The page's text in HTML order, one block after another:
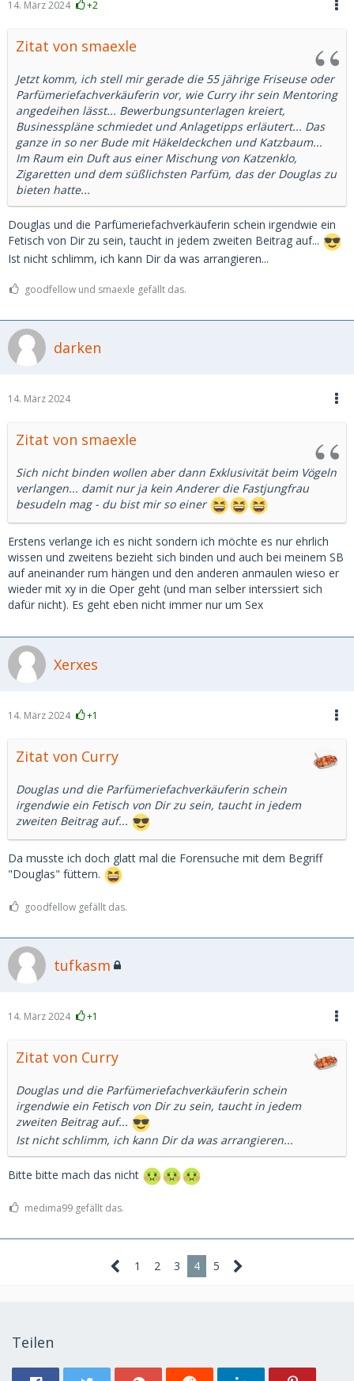
14. März 2024 +2
Zitat von smaexle
Jetzt komm, ich stell mir gerade die 55 jährige Friseuse oder
Parfümeriefachverkäuferin vor, wie Curry ihr sein Mentoring
angedeihen lässt... Bewerbungsunterlagen kreiert,
Businesspläne schmiedet und Anlagetipps erläutert... Das
ganze in so ner Bude mit Häkeldeckchen und Katzbaum...
Im Raum ein Duft aus einer Mischung von Katzenklo,
Zigaretten und dem süßlichsten Parfüm, das der Douglas zu
bieten hatte...
Douglas und die Parfümeriefachverkäuferin schein irgendwie ein
Fetisch von Dir zu sein, taucht in jedem zweiten Beitrag auf...
Ist nicht schlimm, ich kann Dir da was arrangieren...
goodfellow und smaexle gefällt das.
darken
14. März 2024
Zitat von smaexle
Sich nicht binden wollen aber dann Exklusivität beim Vögeln
verlangen... damit nur ja kein Anderer die Fastjungfrau
besudeln mag - du bist mir so einer
Erstens verlange ich es nicht sondern ich möchte es nur ehrlich
wissen und zweitens bezieht sich binden und auch bei meinem SB
auf aneinander rum hängen und den anderen anmaulen wieso er
wieder mit xy in die Oper geht (und man selber interssiert sich
dafür nicht). Es geht eben nicht immer nur um Sex
Xerxes
14. März 2024 +1
Zitat von Curry
Douglas und die Parfümeriefachverkäuferin schein
irgendwie ein Fetisch von Dir zu sein, taucht in jedem
zweiten Beitrag auf...
Da musste ich doch glatt mal die Forensuche mit dem Begriff
"Douglas" füttern.
goodfellow gefällt das.
tufkasm
14. März 2024 +1
Zitat von Curry
Douglas und die Parfümeriefachverkäuferin schein
irgendwie ein Fetisch von Dir zu sein, taucht in jedem
zweiten Beitrag auf...
Ist nicht schlimm, ich kann Dir da was arrangieren...
Bitte bitte mach das nicht
medima99 gefällt das.
1 2 3 4 5
Teilen